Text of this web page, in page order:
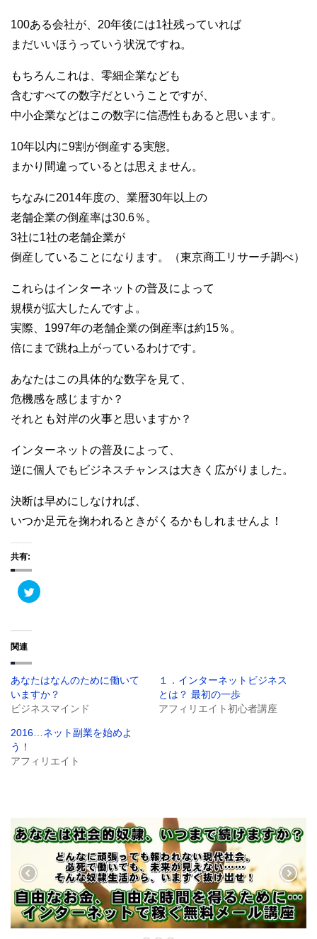
100ある会社が、20年後には1社残っていれば
まだいいほうっていう状況ですね。
もちろんこれは、零細企業なども
含むすべての数字だということですが、
中小企業などはこの数字に信憑性もあると思います。
10年以内に9割が倒産する実態。
まかり間違っているとは思えません。
ちなみに2014年度の、業暦30年以上の
老舗企業の倒産率は30.6％。
3社に1社の老舗企業が
倒産していることになります。（東京商工リサーチ調べ）
これらはインターネットの普及によって
規模が拡大したんですよ。
実際、1997年の老舗企業の倒産率は約15％。
倍にまで跳ね上がっているわけです。
あなたはこの具体的な数字を見て、
危機感を感じますか？
それとも対岸の火事と思いますか？
インターネットの普及によって、
逆に個人でもビジネスチャンスは大きく広がりました。
決断は早めにしなければ、
いつか足元を掬われるときがくるかもしれませんよ！
共有:
ク
リ
e
r
で
共
有
新
ウ
ィ
ま
す
)
関連
あなたはなんのために働いて
いますか？
ビジネスマインド
１．インターネットビジネス
とは？ 最初の一歩
アフィリエイト初心者講座
2016…ネット副業を始めよ
う！
アフィリエイト